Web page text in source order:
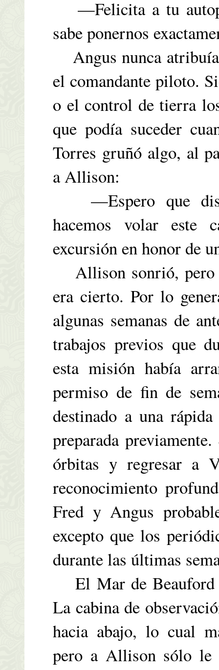
—Felicita a tu
sabe ponernos
Angus nunca
el comandante piloto.
o el control de tierra
que podía suceder
Torres gruñó algo, al
a Allison:
—Espero que
hacemos volar este
excursión en honor de
Allison sonrió, pero
era cierto. Por lo
algunas semanas de
trabajos previos que
esta misión había
permiso de fin de
destinado a una
preparada
órbitas y regresar a
reconocimiento
Fred y Angus
excepto que los
durante las últimas
El Mar de Beauford
La cabina de
hacia abajo, lo cual
pero a Allison sólo le